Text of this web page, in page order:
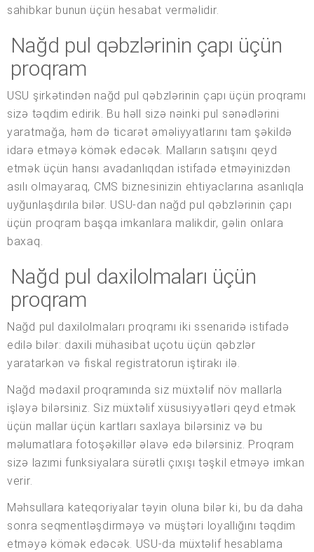
sahibkar bunun üçün hesabat verməlidir.
Nağd pul qəbzlərinin çapı üçün
proqram
USU şirkətindən nağd pul qəbzlərinin çapı üçün proqramı
sizə təqdim edirik. Bu həll sizə nəinki pul sənədlərini
yaratmağa, həm də ticarət əməliyyatlarını tam şəkildə
idarə etməyə kömək edəcək. Malların satışını qeyd
etmək üçün hansı avadanlıqdan istifadə etməyinizdən
asılı olmayaraq, CMS biznesinizin ehtiyaclarına asanlıqla
uyğunlaşdırıla bilər. USU-dan nağd pul qəbzlərinin çapı
üçün proqram başqa imkanlara malikdir, gəlin onlara
baxaq.
Nağd pul daxilolmaları üçün
proqram
Nağd pul daxilolmaları proqramı iki ssenaridə istifadə
edilə bilər: daxili mühasibat uçotu üçün qəbzlər
yaratarkən və fiskal registratorun iştirakı ilə.
Nağd mədaxil proqramında siz müxtəlif növ mallarla
işləyə bilərsiniz. Siz müxtəlif xüsusiyyətləri qeyd etmək
üçün mallar üçün kartları saxlaya bilərsiniz və bu
məlumatlara fotoşəkillər əlavə edə bilərsiniz. Proqram
sizə lazımi funksiyalara sürətli çıxışı təşkil etməyə imkan
verir.
Məhsullara kateqoriyalar təyin oluna bilər ki, bu da daha
sonra seqmentləşdirməyə və müştəri loyallığını təqdim
etməyə kömək edəcək. USU-da müxtəlif hesablama